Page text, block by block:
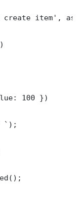
create item',
100 })
`);